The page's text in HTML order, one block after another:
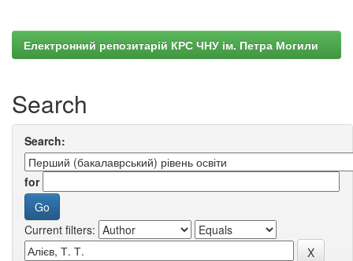
Електронний репозитарій КРС ЧНУ ім. Петра Могили
Search
Search:
for
Current filters: